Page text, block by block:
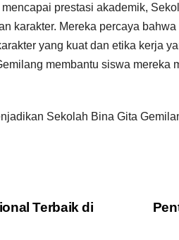
prestasi akademik,
karakter. Mereka percaya
yang kuat dan etika kerja
membantu siswa mereka
Sekolah Bina Gita
Terbaik di